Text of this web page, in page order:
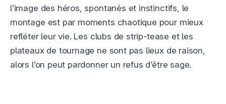
l’image des héros, spontanés et instinctifs, le
montage est par moments chaotique pour mieux
refléter leur vie. Les clubs de strip-tease et les
plateaux de tournage ne sont pas lieux de raison,
alors l’on peut pardonner un refus d’être sage.